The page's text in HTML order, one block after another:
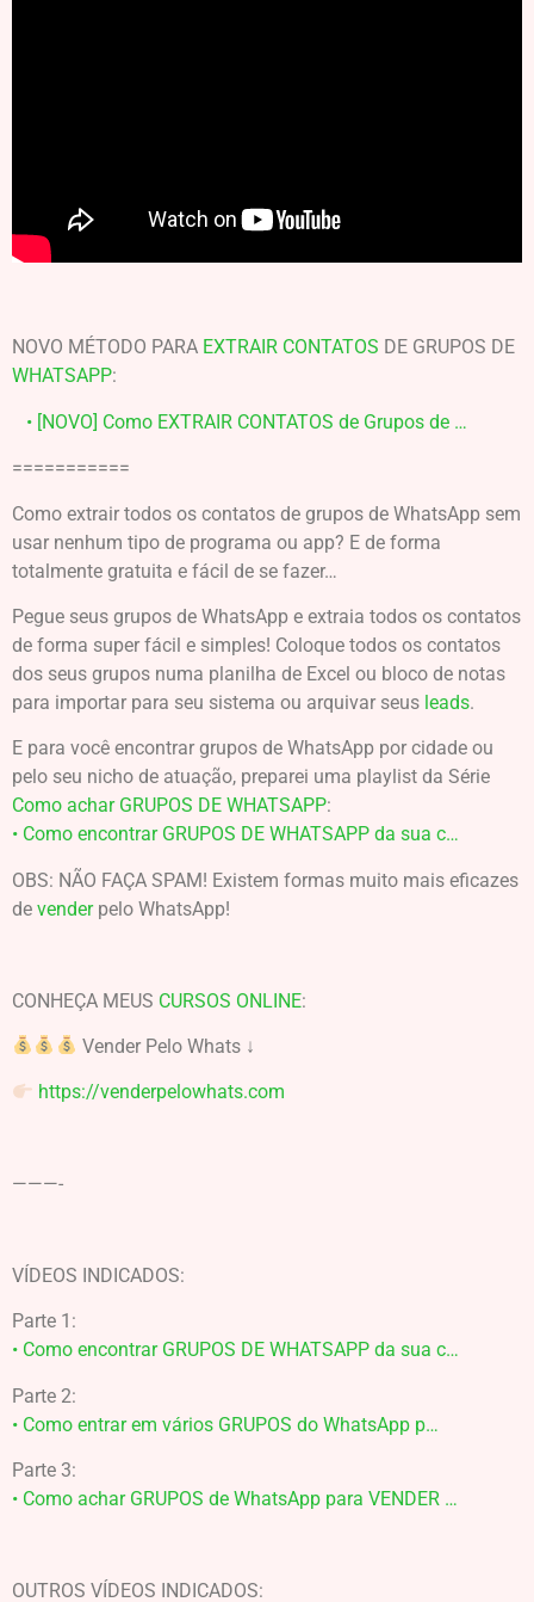
NOVO MÉTODO PARA EXTRAIR CONTATOS DE GRUPOS DE
WHATSAPP:
• [NOVO] Como EXTRAIR CONTATOS de Grupos de …
===========
Como extrair todos os contatos de grupos de WhatsApp sem
usar nenhum tipo de programa ou app? E de forma
totalmente gratuita e fácil de se fazer…
Pegue seus grupos de WhatsApp e extraia todos os contatos
de forma super fácil e simples! Coloque todos os contatos
dos seus grupos numa planilha de Excel ou bloco de notas
para importar para seu sistema ou arquivar seus leads.
E para você encontrar grupos de WhatsApp por cidade ou
pelo seu nicho de atuação, preparei uma playlist da Série
Como achar GRUPOS DE WHATSAPP:
• Como encontrar GRUPOS DE WHATSAPP da sua c…
OBS: NÃO FAÇA SPAM! Existem formas muito mais eficazes
de venderpelo WhatsApp!
CONHEÇA MEUS CURSOS ONLINE:
Vender Pelo Whats ↓
https://venderpelowhats.com
———-
VÍDEOS INDICADOS:
Parte 1:
• Como encontrar GRUPOS DE WHATSAPP da sua c…
Parte 2:
• Como entrar em vários GRUPOS do WhatsApp p…
Parte 3:
• Como achar GRUPOS de WhatsApp para VENDER …
OUTROS VÍDEOS INDICADOS: